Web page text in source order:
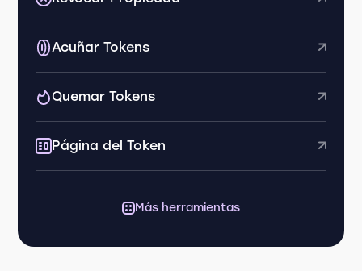
Acuñar Tokens
Quemar Tokens
Página del Token
Más herramientas